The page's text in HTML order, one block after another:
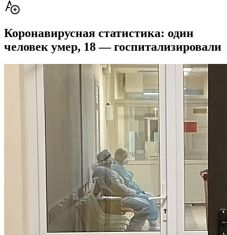
Коронавирусная статистика: один
человек умер, 18 — госпитализировали